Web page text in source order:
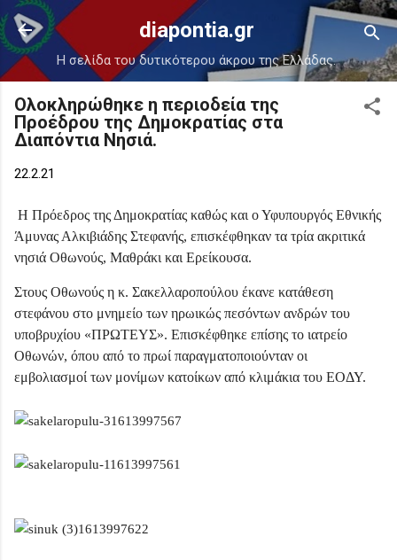
Μετάβαση στο κύριο περιεχόμενο
diapontia.gr
Η σελίδα του δυτικότερου άκρου της Ελλάδας.
Ολοκληρώθηκε η περιοδεία της
Προέδρου της Δημοκρατίας στα
Διαπόντια Νησιά.
22.2.21
Η Πρόεδρος της Δημοκρατίας καθώς και ο Υφυπουργός Εθνικής
Άμυνας Αλκιβιάδης Στεφανής, επισκέφθηκαν τα τρία ακριτικά
νησιά Οθωνούς, Μαθράκι και Ερείκουσα.
Στους Οθωνούς η κ. Σακελλαροπούλου έκανε κατάθεση
στεφάνου στο μνημείο των ηρωικώς πεσόντων ανδρών του
υποβρυχίου «ΠΡΩΤΕΥΣ». Επισκέφθηκε επίσης το ιατρείο
Οθωνών, όπου από το πρωί παραγματοποιούνταν οι
εμβολιασμοί των μονίμων κατοίκων από κλιμάκια του ΕΟΔΥ.